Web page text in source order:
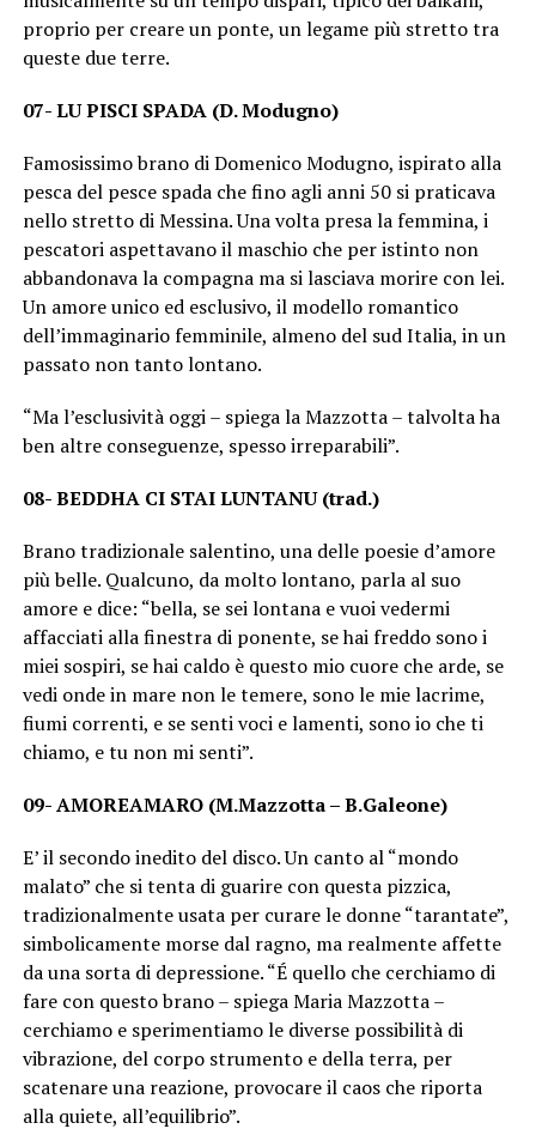
proprio per creare un ponte, un legame più stretto tra
queste due terre.
07- LU PISCI SPADA (D. Modugno)
Famosissimo brano di Domenico Modugno, ispirato alla
pesca del pesce spada che fino agli anni 50 si praticava
nello stretto di Messina. Una volta presa la femmina, i
pescatori aspettavano il maschio che per istinto non
abbandonava la compagna ma si lasciava morire con lei.
Un amore unico ed esclusivo, il modello romantico
dell’immaginario femminile, almeno del sud Italia, in un
passato non tanto lontano.
“Ma l’esclusività oggi – spiega la Mazzotta – talvolta ha
ben altre conseguenze, spesso irreparabili”.
08- BEDDHA CI STAI LUNTANU (trad.)
Brano tradizionale salentino, una delle poesie d’amore
più belle. Qualcuno, da molto lontano, parla al suo
amore e dice: “bella, se sei lontana e vuoi vedermi
affacciati alla finestra di ponente, se hai freddo sono i
miei sospiri, se hai caldo è questo mio cuore che arde, se
vedi onde in mare non le temere, sono le mie lacrime,
fiumi correnti, e se senti voci e lamenti, sono io che ti
chiamo, e tu non mi senti”.
09- AMOREAMARO (M.Mazzotta – B.Galeone)
E’ il secondo inedito del disco. Un canto al “mondo
malato” che si tenta di guarire con questa pizzica,
tradizionalmente usata per curare le donne “tarantate”,
simbolicamente morse dal ragno, ma realmente affette
da una sorta di depressione. “É quello che cerchiamo di
fare con questo brano – spiega Maria Mazzotta –
cerchiamo e sperimentiamo le diverse possibilità di
vibrazione, del corpo strumento e della terra, per
scatenare una reazione, provocare il caos che riporta
alla quiete, all’equilibrio”.